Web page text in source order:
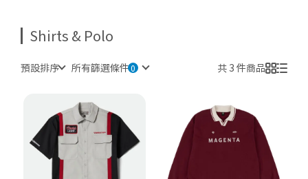
Shirts & Polo
預設排序 所有篩選條件 共 3 件商品